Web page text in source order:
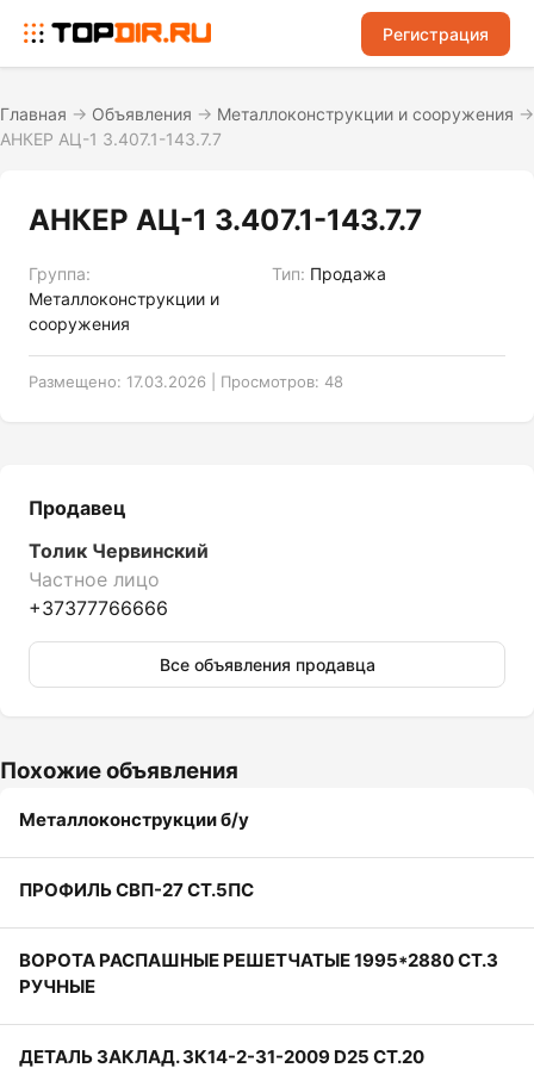
Регистрация
Главная → Объявления → Металлоконструкции и сооружения →
АНКЕР АЦ-1 3.407.1-143.7.7
АНКЕР АЦ-1 3.407.1-143.7.7
Группа:
Металлоконструкции и
сооружения
Тип: Продажа
Размещено: 17.03.2026 | Просмотров: 48
Продавец
Толик Червинский
Частное лицо
+37377766666
Все объявления продавца
Похожие объявления
Металлоконструкции б/у
ПРОФИЛЬ СВП-27 СТ.5ПС
ВОРОТА РАСПАШНЫЕ РЕШЕТЧАТЫЕ 1995*2880 СТ.3
РУЧНЫЕ
ДЕТАЛЬ ЗАКЛАД. ЗК14-2-31-2009 D25 СТ.20